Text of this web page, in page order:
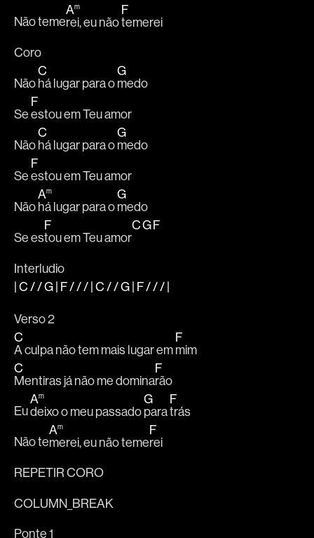
Não teme
Am
rei, eu não
F
temerei
Coro
Não
C
há lugar para o
G
medo
Se
F
estou em Teu amor
Não
C
há lugar para o
G
medo
Se
F
estou em Teu amor
Não
Am
há lugar para o
G
medo
Se es
F
tou em Teu amor
CGF
Interludio
|C/ /G| F/ / / |C/ /G| F/ / /|
Verso 2
C
A culpa não tem mais lugar em
F
mim
C
Mentiras já não me domina
F
rão
Eu
Am
deixo o meu passado
G
para
F
trás
Não te
Am
merei, eu não teme
F
rei
REPETIR CORO
COLUMN_BREAK
Ponte 1